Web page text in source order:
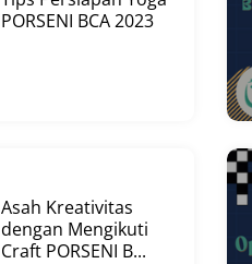
PORSENI BCA 2023
Asah Kreativitas
dengan Mengikuti
Craft PORSENI B...